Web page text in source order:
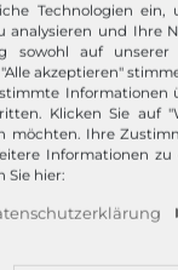
Ihre
Premiumversand.
Mehr dazu!
Technologien
analysieren und Ihre
sowohl auf
akzeptieren"
Klicken Sie auf
möchten. Ihre
Informationen zu
Sie hier: